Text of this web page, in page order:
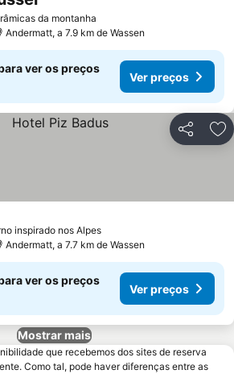
da montanha
Andermatt, a 7.9 km de Wassen
ver os preços
Ver preços
Partilhar
inspirado nos Alpes
Andermatt, a 7.7 km de Wassen
ver os preços
Ver preços
Mostrar mais
que recebemos dos sites de reserva
Como tal, pode haver diferenças entre as